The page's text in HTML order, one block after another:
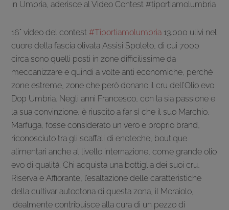
in Umbria, aderisce al Video Contest #tiportiamolumbria
16° video del contest #Tiportiamolumbria 13.000 ulivi nel
cuore della fascia olivata Assisi Spoleto, di cui 7000
circa sono quelli posti in zone difficilissime da
meccanizzare e quindi a volte anti economiche, perché
zone estreme, zone che però donano il cru dell’Olio evo
Dop Umbria. Negli anni Francesco, con la sia passione e
la sua convinzione, è riuscito a far sì che il suo Marchio,
Marfuga, fosse considerato un vero e proprio brand,
riconosciuto tra gli scaffali di enoteche, boutique
alimentari anche al livello internazione, come grande olio
evo di qualità. Chi acquista una bottiglia dei suoi cru,
Riserva e Affiorante, l’esaltazione delle caratteristiche
della cultivar autoctona di questa zona, il Moraiolo,
idealmente contribuisce alla cura di un pezzo di